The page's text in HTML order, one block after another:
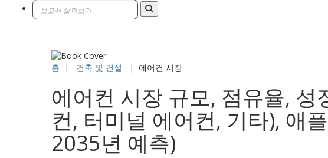
홈 | 건축 및 건설 | 에어컨 시장
에어컨 시장 규모, 점유율, 성
컨, 터미널 에어컨, 기타), 애
2035년 예측)